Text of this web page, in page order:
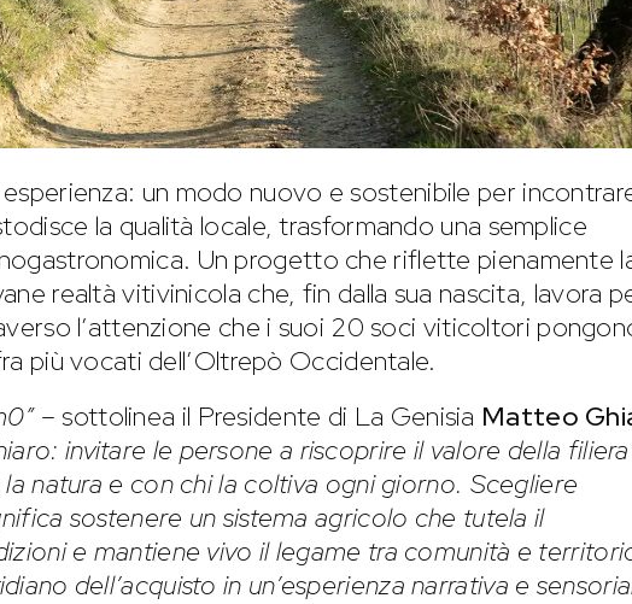
un modo nuovo e sostenibile per
la qualità locale, trasformando una semplice
Un progetto che riflette pienamente
realtà vitivinicola che, fin dalla sua nascita, lavora
l’attenzione che i suoi 20 soci viticoltori
più vocati dell’Oltrepò Occidentale.
– sottolinea il Presidente di La Genisia Matteo
invitare le persone a riscoprire il valore della filiera
natura e con chi la coltiva ogni giorno. Scegliere
sostenere un sistema agricolo che tutela il
e mantiene vivo il legame tra comunità e
dell’acquisto in un’esperienza narrativa e